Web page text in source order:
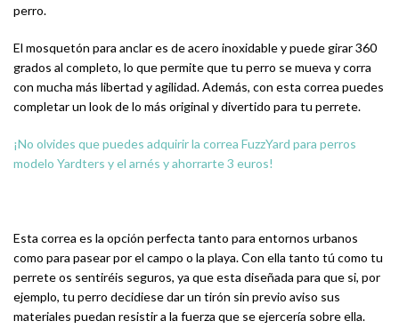
perro.
El mosquetón para anclar es de acero inoxidable y puede girar 360
grados al completo, lo que permite que tu perro se mueva y corra
con mucha más libertad y agilidad. Además, con esta correa puedes
completar un look de lo más original y divertido para tu perrete.
¡No olvides que puedes adquirir la correa FuzzYard para perros
modelo Yardters y el arnés y ahorrarte 3 euros!
Esta correa es la opción perfecta tanto para entornos urbanos
como para pasear por el campo o la playa. Con ella tanto tú como tu
perrete os sentiréis seguros, ya que esta diseñada para que si, por
ejemplo, tu perro decidiese dar un tirón sin previo aviso sus
materiales puedan resistir a la fuerza que se ejercería sobre ella.